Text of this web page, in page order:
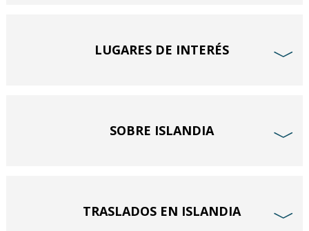
LUGARES DE INTERÉS ﹀
SOBRE ISLANDIA ﹀
TRASLADOS EN ISLANDIA ﹀